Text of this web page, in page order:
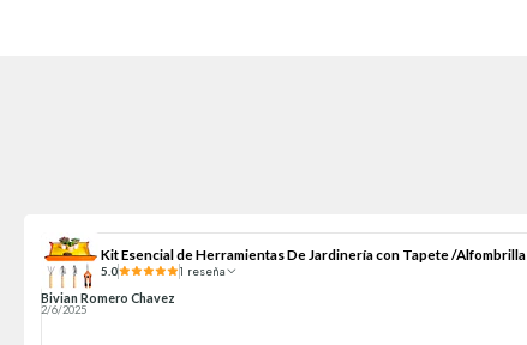
Kit Esencial de Herramientas De Jardinería con Tapete /Alfombrilla
5.0 1 reseña
Bivian Romero Chavez
2/6/2025